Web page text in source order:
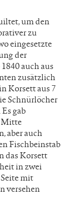
um den
zu
eingesetzte
der
auch aus
zusätzlich
Korsett aus 7
Schnürlöcher
gab
Mitte
aber auch
Fischbeinstab
das Korsett
in zwei
mit
versehen